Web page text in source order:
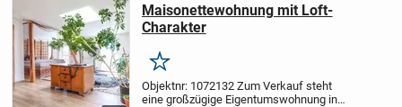
Maisonettewohnung mit Loft-
Charakter
Merken
Objektnr: 1072132 Zum Verkauf steht
eine großzügige Eigentumswohnung in